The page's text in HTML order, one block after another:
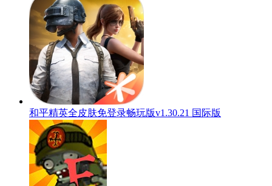
和平精英全皮肤免登录畅玩版v1.30.21 国际版